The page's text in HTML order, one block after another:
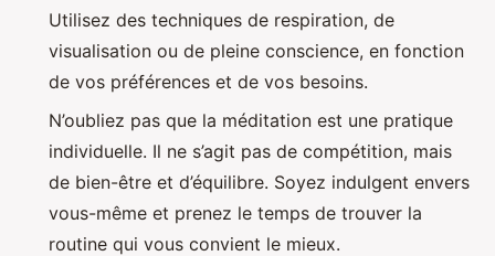
Utilisez des techniques de respiration, de
visualisation ou de pleine conscience, en fonction
de vos préférences et de vos besoins.
N’oubliez pas que la méditation est une pratique
individuelle. Il ne s’agit pas de compétition, mais
de bien-être et d’équilibre. Soyez indulgent envers
vous-même et prenez le temps de trouver la
routine qui vous convient le mieux.